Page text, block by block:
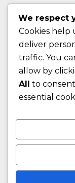
Contactos
Sobre nos
FAQ
CLIENTE
Área do Cliente
Livro de
© 2026 Fixngo
We respect
Cookies help
deliver
traffic. You
allow by
All to
essential